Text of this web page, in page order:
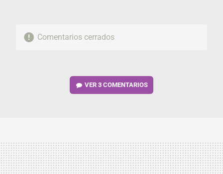
Comentarios cerrados
VER3 COMENTARIOS